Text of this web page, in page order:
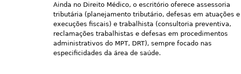
Ainda no Direito Médico, o escritório oferece assessoria
tributária (planejamento tributário, defesas em atuações e
execuções fiscais) e trabalhista (consultoria preventiva,
reclamações trabalhistas e defesas em procedimentos
administrativos do MPT, DRT), sempre focado nas
especificidades da área de saúde.